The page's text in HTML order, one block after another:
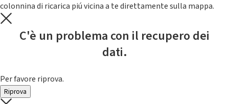
colonnina di ricarica piú vicina a te direttamente sulla mappa.
C'è un problema con il recupero dei
dati.
Per favore riprova.
Riprova